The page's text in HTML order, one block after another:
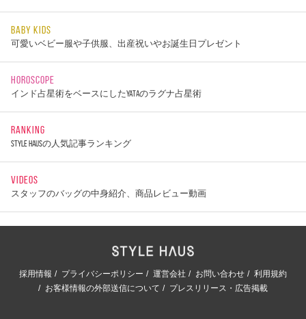
BABY KIDS
可愛いベビー服や子供服、出産祝いやお誕生日プレゼント
HOROSCOPE
インド占星術をベースにしたYATAのラグナ占星術
RANKING
STYLE HAUSの人気記事ランキング
VIDEOS
スタッフのバッグの中身紹介、商品レビュー動画
採用情報 プライバシーポリシー 運営会社 お問い合わせ
利用規約
お客様情報の外部送信について
プレスリリース・広告掲載